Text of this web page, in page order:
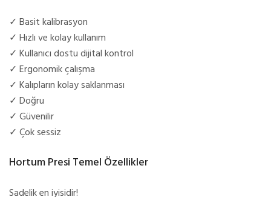
✓ Basit kalibrasyon
✓ Hızlı ve kolay kullanım
✓ Kullanıcı dostu dijital kontrol
✓ Ergonomik çalışma
✓ Kalıpların kolay saklanması
✓ Doğru
✓ Güvenilir
✓ Çok sessiz
Hortum Presi Temel Özellikler
Sadelik en iyisidir!